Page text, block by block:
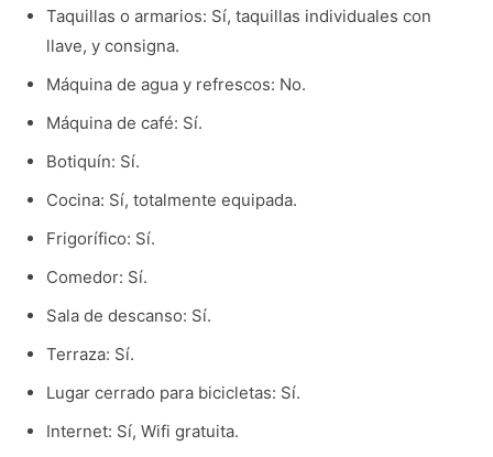
Taquillas o armarios: Sí, taquillas individuales con
llave, y consigna.
Máquina de agua y refrescos: No.
Máquina de café: Sí.
Botiquín: Sí.
Cocina: Sí, totalmente equipada.
Frigorífico: Sí.
Comedor: Sí.
Sala de descanso: Sí.
Terraza: Sí.
Lugar cerrado para bicicletas: Sí.
Internet: Sí, Wifi gratuita.